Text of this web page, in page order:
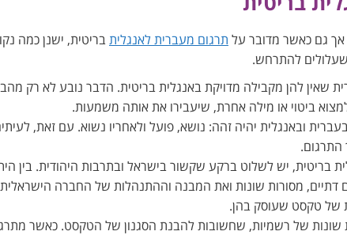
אך גם כאשר מדובר על תרגום מעברית לאנגליתבריטית, ישנן כמה
להתרחש.
שאין להן מקבילה מדויקת באנגלית בריטית. הדבר נובע לא רק
ביטוי או מילה אחרת, שיעבירו את אותה משמעות.
ובאנגלית יהיה זהה: נושא, פועל ולאחריו נשוא. עם זאת,
התרגום.
בריטית, יש לשלוט ברקע שקשור בישראל ובתרבות היהודית. בין
דתיים, מסורות שונות ואת המבנה וההתנהלות של החברה
של טקסט שעוסק בהן.
שונות של רשמיות, שחשובות להבנת הסגנון של הטקסט. כאשר